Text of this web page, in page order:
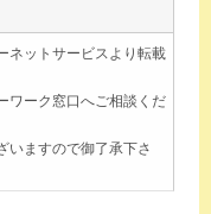
ネットサービスより転載
ワーク窓口へご相談くだ
いますので御了承下さ